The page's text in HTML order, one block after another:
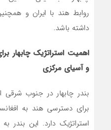
روابط هند با ایران و
داشته باشد.
اهمیت استراتژیک چابهار
و آسیای مرکزی
بندر چابهار در جنوب شرقی
برای دسترسی هند به
استراتژیک دارد. این بندر